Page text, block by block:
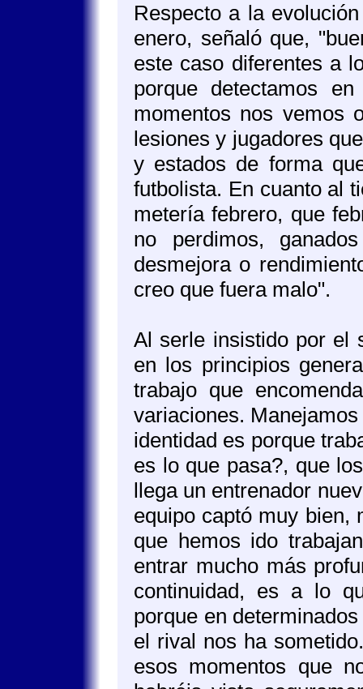
Respecto a la
enero, señaló que,
este caso diferentes a
porque detectamos
momentos nos vemos
lesiones y jugadores
y estados de forma
futbolista. En cuanto al
metería febrero, que
no perdimos,
desmejora o
creo que fuera malo".
Al serle insistido por el
en los principios
trabajo que
variaciones.
identidad es porque
es lo que pasa?, que
llega un entrenador
equipo captó muy bien,
que hemos ido
entrar mucho más
continuidad, es a lo
porque en
el rival nos ha
esos momentos que